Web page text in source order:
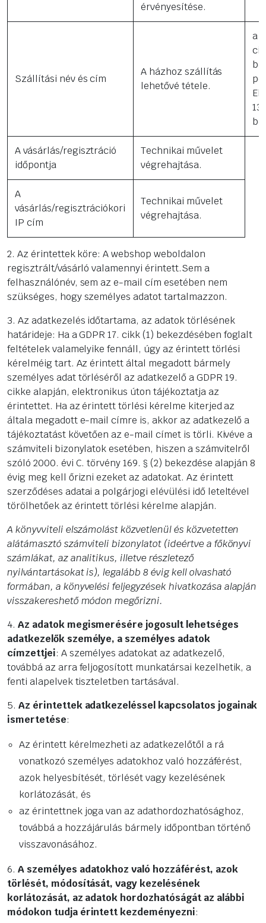
érvényesítése.
Szállítási név és cím
A házhoz szállítás
lehetővé tétele.
a
A vásárlás/regisztráció
időpontja
Technikai művelet
végrehajtása.
A
vásárlás/regisztrációkori
IP cím
Technikai művelet
végrehajtása.
2. Az érintettek köre: A webshop weboldalon
regisztrált/vásárló valamennyi érintett.Sem a
felhasználónév, sem az e-mail cím esetében nem
szükséges, hogy személyes adatot tartalmazzon.
3. Az adatkezelés időtartama, az adatok törlésének
határideje: Ha a GDPR 17. cikk (1) bekezdésében foglalt
feltételek valamelyike fennáll, úgy az érintett törlési
kérelméig tart. Az érintett által megadott bármely
személyes adat törléséről az adatkezelő a GDPR 19.
cikke alapján, elektronikus úton tájékoztatja az
érintettet. Ha az érintett törlési kérelme kiterjed az
általa megadott e-mail címre is, akkor az adatkezelő a
tájékoztatást követően az e-mail címet is törli. Kivéve a
számviteli bizonylatok esetében, hiszen a számvitelről
szóló 2000. évi C. törvény 169. § (2) bekezdése alapján 8
évig meg kell őrizni ezeket az adatokat. Az érintett
szerződéses adatai a polgárjogi elévülési idő leteltével
törölhetőek az érintett törlési kérelme alapján.
A könyvviteli elszámolást közvetlenül és közvetetten
alátámasztó számviteli bizonylatot (ideértve a főkönyvi
számlákat, az analitikus, illetve részletező
nyilvántartásokat is), legalább 8 évig kell olvasható
formában, a könyvelési feljegyzések hivatkozása alapján
visszakereshető módon megőrizni.
4. Az adatok megismerésére jogosult lehetséges
adatkezelők személye, a személyes adatok
címzettjei: A személyes adatokat az adatkezelő,
továbbá az arra feljogosított munkatársai kezelhetik, a
fenti alapelvek tiszteletben tartásával.
5. Az érintettek adatkezeléssel kapcsolatos jogainak
ismertetése:
Az érintett kérelmezheti az adatkezelőtől a rá
vonatkozó személyes adatokhoz való hozzáférést,
azok helyesbítését, törlését vagy kezelésének
korlátozását, és
az érintettnek joga van az adathordozhatósághoz,
továbbá a hozzájárulás bármely időpontban történő
visszavonásához.
6. A személyes adatokhozvaló hozzáférést, azok
törlését, módosítását, vagy kezelésének
korlátozását, az adatok hordozhatóságát az alábbi
módokon tudja érintett kezdeményezni: